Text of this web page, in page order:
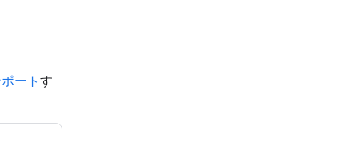
ート す